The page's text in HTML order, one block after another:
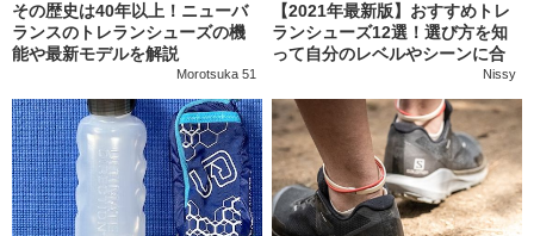
その歴史は40年以上！ニューバ
ランスのトレランシューズの機
能や最新モデルを解説
Morotsuka 51
【2021年最新版】おすすめトレ
ランシューズ12選！選び方を知
って自分のレベルやシーンに合
Nissy